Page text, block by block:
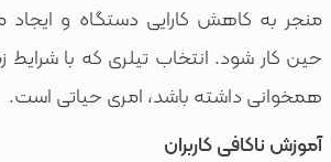
کارایی دستگاه و ایجاد مشکلاتی در
انتخاب تیلری که با شرایط زمینی خاص
باشد، امری حیاتی است.
کاربران